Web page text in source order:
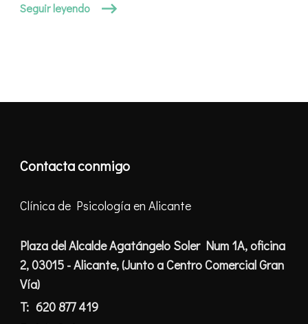
Seguir leyendo
Contacta conmigo
Clínica de Psicología en Alicante
Plaza del Alcalde Agatángelo Soler Num 1A, oficina
2, 03015 - Alicante, (Junto a Centro Comercial Gran
Vía)
T: 620 877 419